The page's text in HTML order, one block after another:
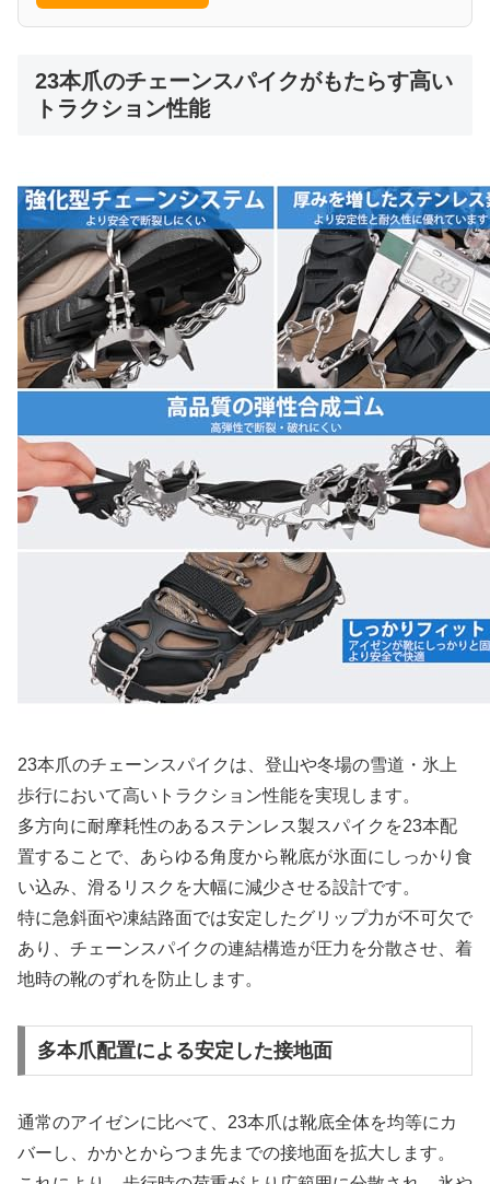
23本爪のチェーンスパイクがもたらす高い
トラクション性能
23本爪のチェーンスパイクは、登山や冬場の雪道・氷上
歩行において高いトラクション性能を実現します。
多方向に耐摩耗性のあるステンレス製スパイクを23本配
置することで、あらゆる角度から靴底が氷面にしっかり食
い込み、滑るリスクを大幅に減少させる設計です。
特に急斜面や凍結路面では安定したグリップ力が不可欠で
あり、チェーンスパイクの連結構造が圧力を分散させ、着
地時の靴のずれを防止します。
多本爪配置による安定した接地面
通常のアイゼンに比べて、23本爪は靴底全体を均等にカ
バーし、かかとからつま先までの接地面を拡大します。